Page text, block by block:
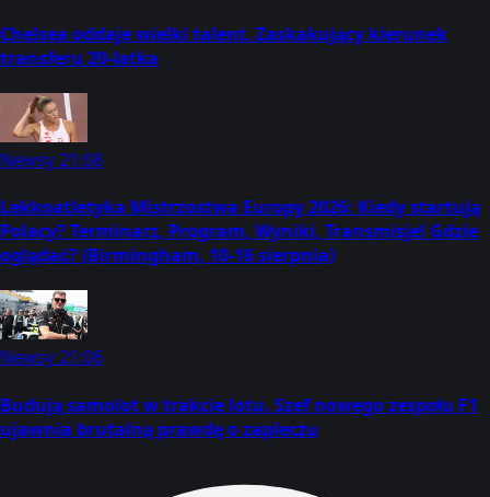
Chelsea oddaje wielki talent. Zaskakujący kierunek
transferu 20-latka
Newsy21:08
Lekkoatletyka Mistrzostwa Europy 2026: Kiedy startują
Polacy? Terminarz, Program, Wyniki, Transmisje! Gdzie
oglądać? (Birmingham, 10-16 sierpnia)
Newsy21:06
Budują samolot w trakcie lotu. Szef nowego zespołu F1
ujawnia brutalną prawdę o zapleczu